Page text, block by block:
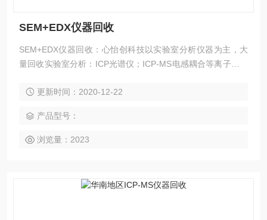
SEM+EDX仪器回收
SEM+EDX仪器回收：心怡创科技以实验室分析仪器为主，大
量回收实验室分析：ICP光谱仪；ICP-MS电感耦合等离子体发
仪； 更新时间：2020-12-22
产品型号：
浏览量：2023